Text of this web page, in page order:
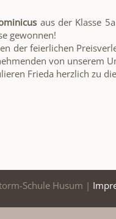
aus der Klasse
gewonnen!
der feierlichen
von unserem
Frieda herzlich zu
Schule Husum |